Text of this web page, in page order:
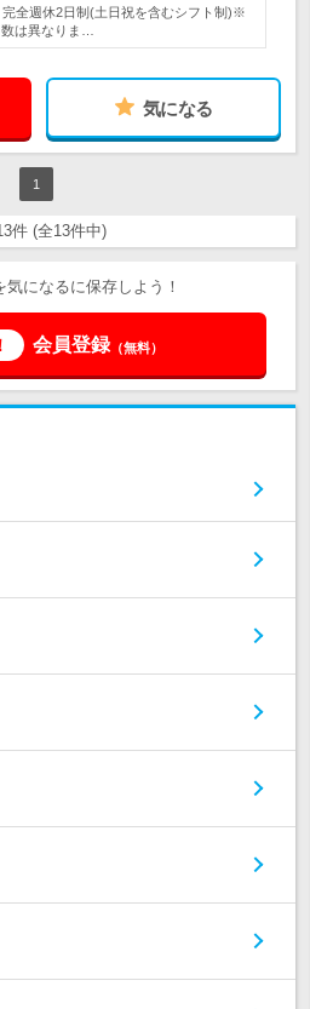
全週休2日制(土日祝を含むシフト制)※
は異なりま…
気になる
1
件 (全13件中)
になるに保存しよう！
会員登録（無料）